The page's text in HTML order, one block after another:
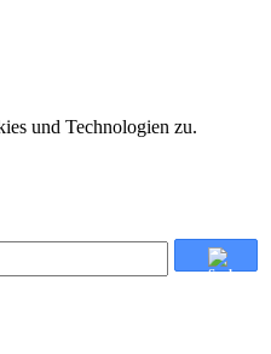
und Technologien zu.